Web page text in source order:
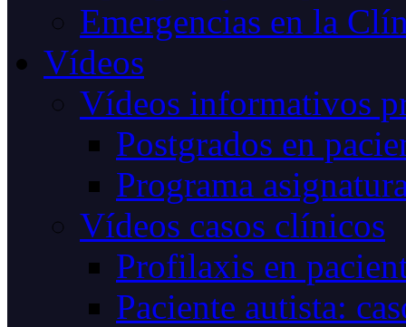
Emergencias en la
Vídeos
Vídeos informativos
Postgrados en
Programa
Vídeos casos clínicos
Profilaxis en
Paciente autista: